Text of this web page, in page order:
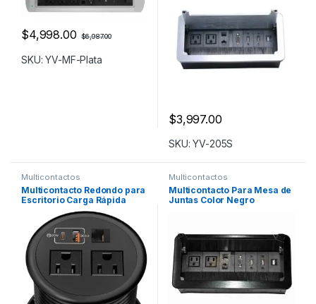
$4,998.00 $6,987.00
SKU: YV-MF-Plata
$3,997.00
SKU: YV-205S
Multicontactos
Multicontacto Redondo para
Escritorio Carga Rápida
Multicontactos
Multicontacto Para Mesa de
Juntas Color Negro